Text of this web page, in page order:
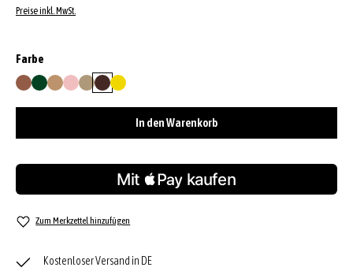
Preise inkl. MwSt.
Farbe
caramel/cognac
greennatural
rosasahara
woodyellow
In den Warenkorb
Zum Merkzettel hinzufügen
Kostenloser Versand in DE